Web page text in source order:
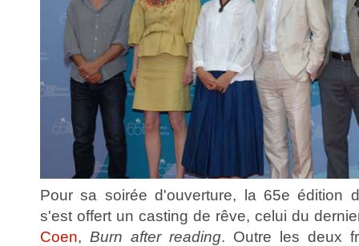
Pour sa soirée d'ouverture, la 65e édition
s'est offert un casting de rêve, celui du
Coen, Burn after reading. Outre les deux